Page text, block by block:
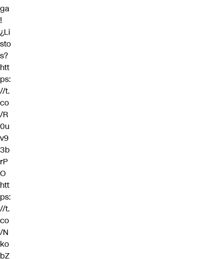
ga
!
¿Li
sto
s?
htt
ps:
//t.
co
/R
0u
v9
3b
rP
O
htt
ps:
//t.
co
/N
ko
bZ